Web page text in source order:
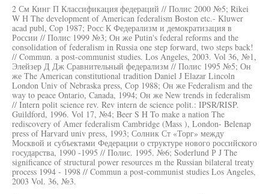
2 См Кинг П Классификация федераций // Полис 2000 №5; Rikei
W Н The development of American federalism Boston etc.- Kluwer
acad publ, Cop 1987; Росс К Федерализм и демократизация в
России // Полис 1999 №3; Он же Putin's federal reforms and the
consolidation of federalism in Russia one step forward, two steps back!
// Commun. a post-communist studies. Los Angeles, 2003. Vol 36, №1,
Элейзер Д Дж Сравнительный федерализм // Полис 1995 №5; Он
же The American constitutional tradition Daniel J Elazar Lincoln
London Univ of Nebraska press, Cop 1988; Он же Federalism and the
way to peace Ontario, Canada, 1994; Он же New trends in federalism
// Intern polit science rev. Rev intern de science polit.: IPSR/RISP.
Guildford, 1996. Vol 17, №4; Beer S H To make a nation The
rediscovery of Amer federalism Cambridge (Mass ), London- Belenap
press of Harvard univ press, 1993; Солник Ст «Торг» между
Москвой и субъектами Федерации о структуре нового российского
государства, 1990 -1995 // Полис. 1995. №6; Soderlund Р J The
significance of structural power resources m the Russian bilateral treaty
process 1994 - 1998 // Commun a post-communist studies Los Angeles,
2003 Vol. 36, №3.